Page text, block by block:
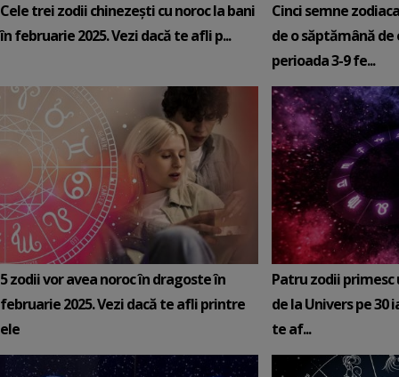
Cele trei zodii chinezești cu noroc la bani
în februarie 2025. Vezi dacă te afli p...
Cinci semne
de o săptămână de
perioada 3-9 fe...
5 zodii vor avea noroc în dragoste în
februarie 2025. Vezi dacă te afli printre
ele
Patru zodii primesc
de la Univers pe 30
te af...